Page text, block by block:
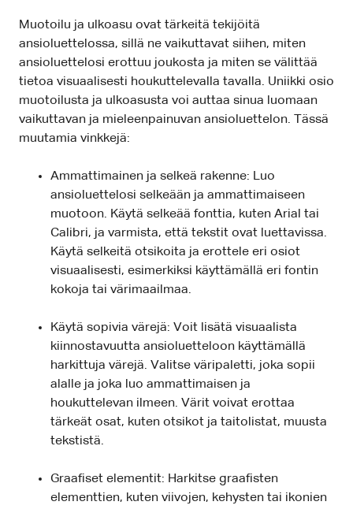
Muotoilu ja ulkoasu ovat tärkeitä tekijöitä
ansioluettelossa, sillä ne vaikuttavat siihen, miten
ansioluettelosi erottuu joukosta ja miten se välittää
tietoa visuaalisesti houkuttelevalla tavalla. Uniikki osio
muotoilusta ja ulkoasusta voi auttaa sinua luomaan
vaikuttavan ja mieleenpainuvan ansioluettelon. Tässä
muutamia vinkkejä:
Ammattimainen ja selkeä rakenne: Luo
ansioluettelosi selkeään ja ammattimaiseen
muotoon. Käytä selkeää fonttia, kuten Arial tai
Calibri, ja varmista, että tekstit ovat luettavissa.
Käytä selkeitä otsikoita ja erottele eri osiot
visuaalisesti, esimerkiksi käyttämällä eri fontin
kokoja tai värimaailmaa.
Käytä sopivia värejä: Voit lisätä visuaalista
kiinnostavuutta ansioluetteloon käyttämällä
harkittuja värejä. Valitse väripaletti, joka sopii
alalle ja joka luo ammattimaisen ja
houkuttelevan ilmeen. Värit voivat erottaa
tärkeät osat, kuten otsikot ja taitolistat, muusta
tekstistä.
Graafiset elementit: Harkitse graafisten
elementtien, kuten viivojen, kehysten tai ikonien